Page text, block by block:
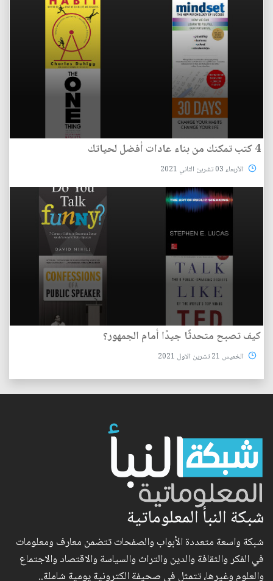
4 كتب تمكنك من بناء عادات أفضل لحياتك
الأربعاء 03 تشرين الثاني 2021
كيف تصبح متحدثًا جيدًا أمام الجمهور؟
الخميس 21 تشرين الاول 2021
شبكة النبأ المعلوماتية
شبكة واسعة متعددة الأبواب والصفحات تتضمن معارف ومعلومات
في الفكر والثقافة والدين والتراث والسياسة والاقتصاد والاجتماع
والعلوم وغيرها، تتمثل في صحيفة الكترونية يومية شاملة..